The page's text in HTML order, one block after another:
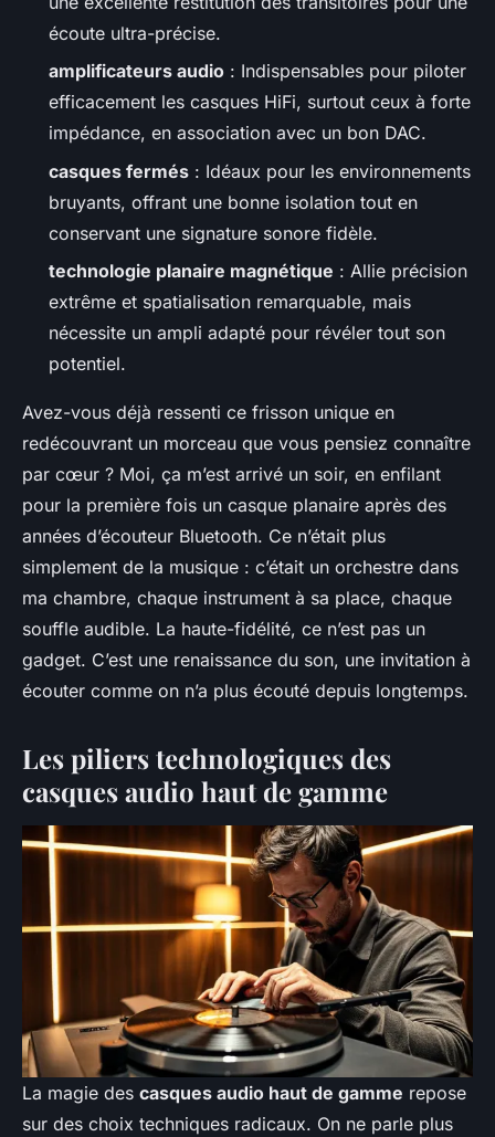
écoute ultra-précise.
amplificateurs audio : Indispensables pour piloter
efficacement les casques HiFi, surtout ceux à forte
impédance, en association avec un bon DAC.
casques fermés : Idéaux pour les environnements
bruyants, offrant une bonne isolation tout en
conservant une signature sonore fidèle.
technologie planaire magnétique : Allie précision
extrême et spatialisation remarquable, mais
nécessite un ampli adapté pour révéler tout son
potentiel.
Avez-vous déjà ressenti ce frisson unique en
redécouvrant un morceau que vous pensiez connaître
par cœur ? Moi, ça m’est arrivé un soir, en enfilant
pour la première fois un casque planaire après des
années d’écouteur Bluetooth. Ce n’était plus
simplement de la musique : c’était un orchestre dans
ma chambre, chaque instrument à sa place, chaque
souffle audible. La haute-fidélité, ce n’est pas un
gadget. C’est une renaissance du son, une invitation à
écouter comme on n’a plus écouté depuis longtemps.
Les piliers technologiques des
casques audio haut de gamme
La magie des casques audio haut de gamme repose
sur des choix techniques radicaux. On ne parle plus